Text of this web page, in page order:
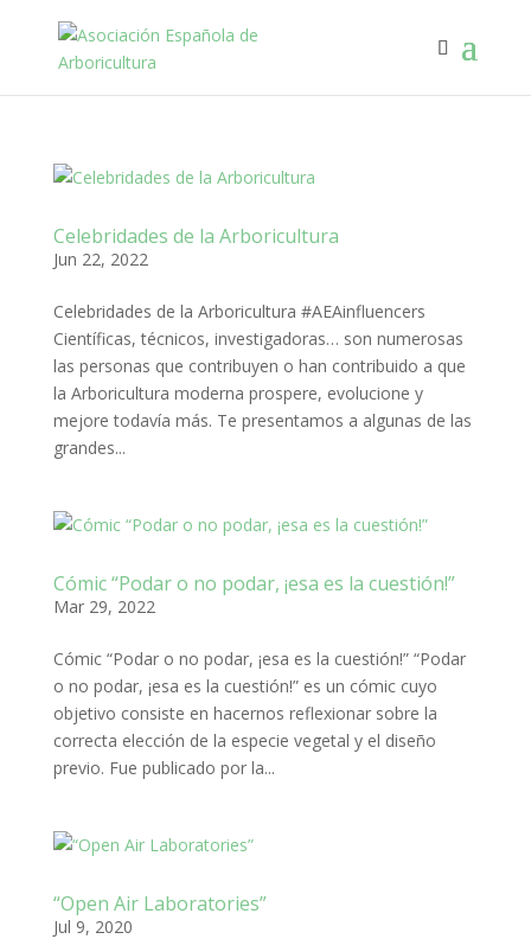
Celebridades de la Arboricultura
Jun 22, 2022
Celebridades de la Arboricultura #AEAinfluencers
Científicas, técnicos, investigadoras… son numerosas
las personas que contribuyen o han contribuido a que
la Arboricultura moderna prospere, evolucione y
mejore todavía más. Te presentamos a algunas de las
grandes...
Cómic “Podar o no podar, ¡esa es la cuestión!”
Mar 29, 2022
Cómic “Podar o no podar, ¡esa es la cuestión!” “Podar
o no podar, ¡esa es la cuestión!” es un cómic cuyo
objetivo consiste en hacernos reflexionar sobre la
correcta elección de la especie vegetal y el diseño
previo. Fue publicado por la...
“Open Air Laboratories”
Jul 9, 2020